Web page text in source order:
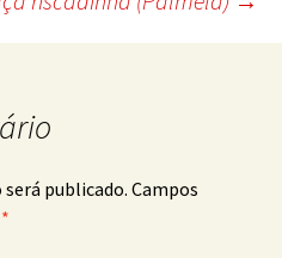
será publicado. Campos
*